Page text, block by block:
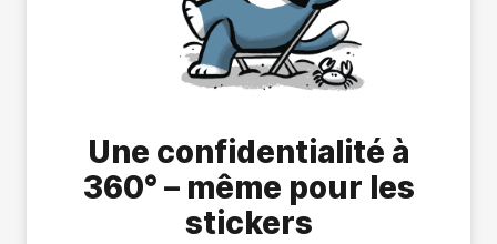
Une confidentialité à
360° – même pour les
stickers